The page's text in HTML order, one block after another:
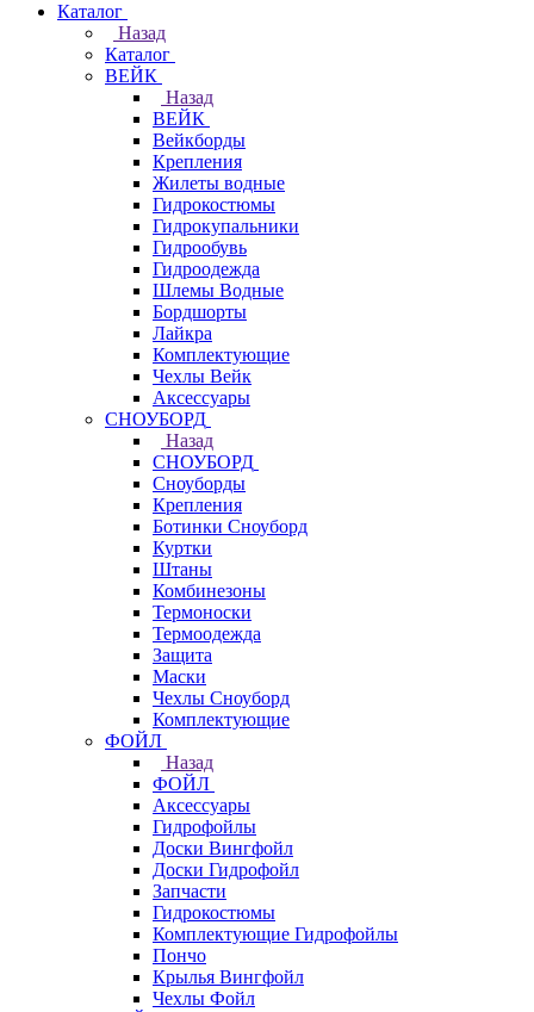
Каталог
Назад
Каталог
ВЕЙК
Назад
ВЕЙК
Вейкборды
Крепления
Жилеты водные
Гидрокостюмы
Гидрокупальники
Гидрообувь
Гидроодежда
Шлемы Водные
Бордшорты
Лайкра
Комплектующие
Чехлы Вейк
Аксессуары
СНОУБОРД
Назад
СНОУБОРД
Сноуборды
Крепления
Ботинки Сноуборд
Куртки
Штаны
Комбинезоны
Термоноски
Термоодежда
Защита
Маски
Чехлы Сноуборд
Комплектующие
ФОЙЛ
Назад
ФОЙЛ
Аксессуары
Гидрофойлы
Доски Вингфойл
Доски Гидрофойл
Запчасти
Гидрокостюмы
Комплектующие Гидрофойлы
Пончо
Крылья Вингфойл
Чехлы Фойл